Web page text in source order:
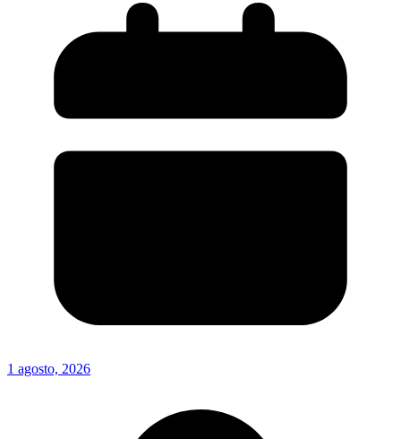
1 agosto, 2026